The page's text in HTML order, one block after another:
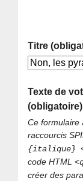
Titre
Texte de
(obligatoire)
Ce formulaire
raccourcis
{italique}
code HTML
créer des